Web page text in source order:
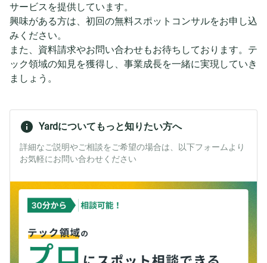
サービスを提供しています。
興味がある方は、初回の無料スポットコンサルをお申し込
みください。
また、資料請求やお問い合わせもお待ちしております。テ
ック領域の知見を獲得し、事業成長を一緒に実現していき
ましょう。
Yardについてもっと知りたい方へ
詳細なご説明やご相談をご希望の場合は、以下フォームより
お気軽にお問い合わせください